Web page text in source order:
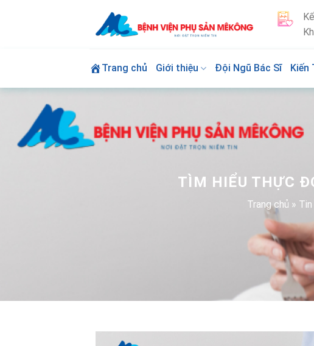
Trang chủ Giới thiệu Đội Ngũ Bác Sĩ Kiến
TÌM HIỂU THỰC
Trang chủ »